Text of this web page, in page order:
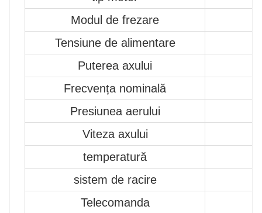
Modul de frezare
Tensiune de alimentare
Puterea axului
Frecvența nominală
Presiunea aerului
Viteza axului
temperatură
sistem de racire
Telecomanda